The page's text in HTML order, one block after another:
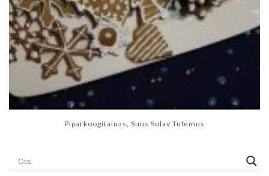
Piparkoogitainas, Suus Sulav Tulemus